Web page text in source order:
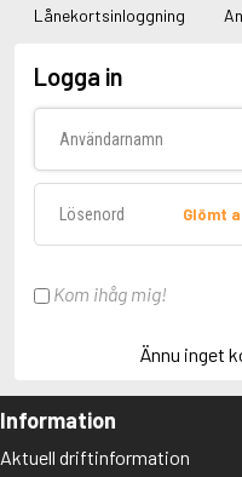
Lånekortsinloggning
Logga in
Glömt
Kom ihåg mig!
Ännu inget
Information
Aktuell driftinformation